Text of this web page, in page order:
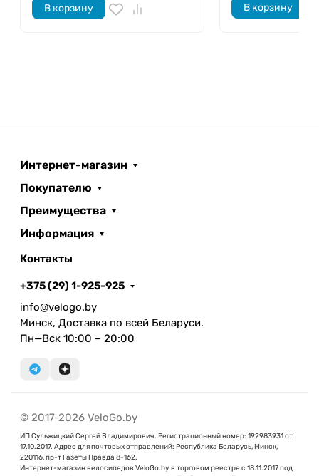
В корзину В корзину
Интернет-магазин
Покупателю
Преимущества
Информация
Контакты
+375 (29) 1-925-925
info@velogo.by
Минск, Доставка по всей Беларуси.
Пн—Вск 10:00 – 20:00
© 2017-2026 VeloGo.by
ИП Сульжицкий Сергей Владимирович. Регистрационный номер: 192983931 от
17.10.2017. Адрес для почтовых отправлений: Республика Беларусь, Минск,
220116, пр-т Газеты Правда 8-162.
Интернет-магазин велосипедов VeloGo.by в торговом реестре с 18.11.2017 под